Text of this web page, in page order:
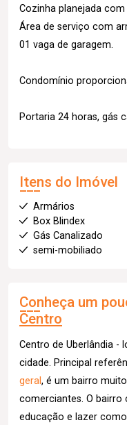
Cozinha planejada
Área de serviço com
01 vaga de garagem.
Condomínio
Portaria 24 horas, gás
Itens do Imóvel
Armários
Box Blindex
Gás Canalizado
semi-mobiliado
Conheça um
Centro
Centro de Uberlândia -
cidade. Principal
geral, é um bairro
comerciantes. O bairro
educação e lazer